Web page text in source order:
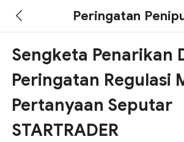
Peringatan
Sengketa Penarikan
Peringatan Regulasi
Pertanyaan Seputar
STARTRADER